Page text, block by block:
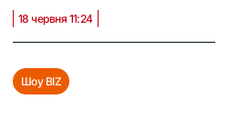
18 червня 11:24
Шоу BIZ